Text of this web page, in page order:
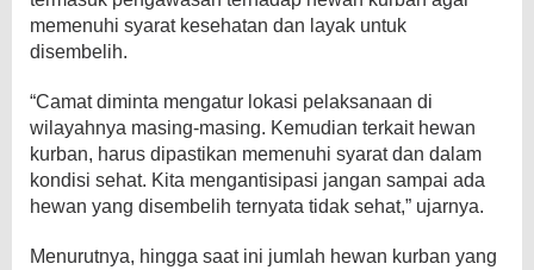
memenuhi syarat kesehatan dan layak untuk
disembelih.
“Camat diminta mengatur lokasi pelaksanaan di
wilayahnya masing-masing. Kemudian terkait hewan
kurban, harus dipastikan memenuhi syarat dan dalam
kondisi sehat. Kita mengantisipasi jangan sampai ada
hewan yang disembelih ternyata tidak sehat,” ujarnya.
Menurutnya, hingga saat ini jumlah hewan kurban yang